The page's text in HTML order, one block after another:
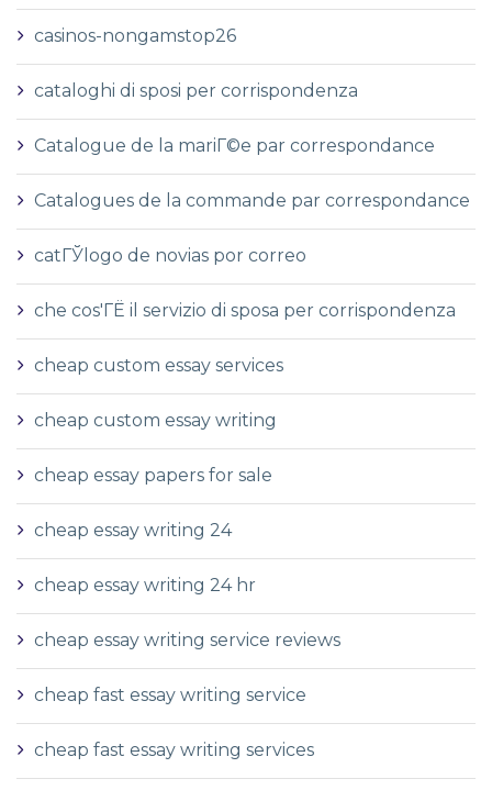
casinos-nongamstop26
cataloghi di sposi per corrispondenza
Catalogue de la mariГ©e par correspondance
Catalogues de la commande par correspondance
catГЎlogo de novias por correo
che cos'ГЁ il servizio di sposa per corrispondenza
cheap custom essay services
cheap custom essay writing
cheap essay papers for sale
cheap essay writing 24
cheap essay writing 24 hr
cheap essay writing service reviews
cheap fast essay writing service
cheap fast essay writing services